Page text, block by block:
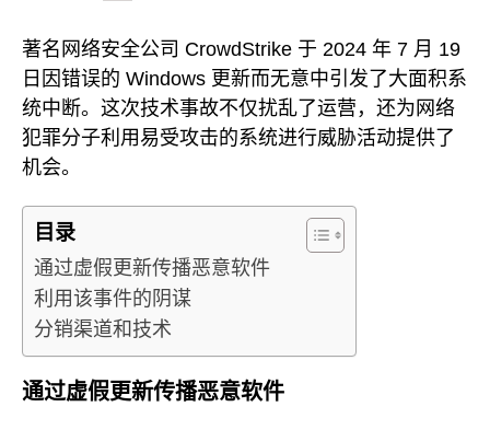
著名网络安全公司 CrowdStrike 于 2024 年 7 月 19
日因错误的 Windows 更新而无意中引发了大面积系
统中断。这次技术事故不仅扰乱了运营，还为网络
犯罪分子利用易受攻击的系统进行威胁活动提供了
机会。
目录
通过虚假更新传播恶意软件
利用该事件的阴谋
分销渠道和技术
通过虚假更新传播恶意软件